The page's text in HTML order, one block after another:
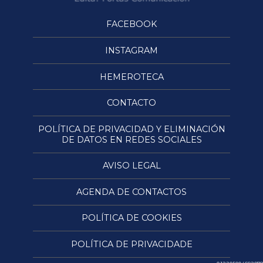
FACEBOOK
INSTAGRAM
HEMEROTECA
CONTACTO
POLÍTICA DE PRIVACIDAD Y ELIMINACIÓN
DE DATOS EN REDES SOCIALES
AVISO LEGAL
AGENDA DE CONTACTOS
POLÍTICA DE COOKIES
POLÍTICA DE PRIVACIDADE